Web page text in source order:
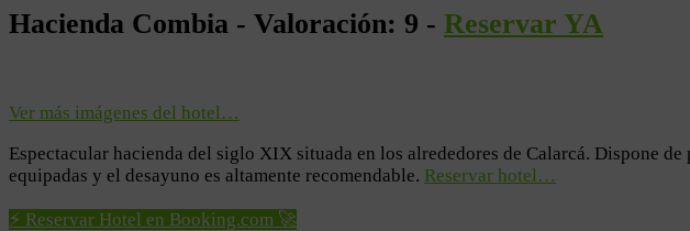
Hacienda Combia - Valoración: 9 - Reservar YA
Ver más imágenes del hotel…
Espectacular hacienda del siglo XIX situada en los alrededores de Calarcá. Dispone
equipadas y el desayuno es altamente recomendable. Reservar hotel…
⚡ Reservar Hotel en Booking.com 🚀